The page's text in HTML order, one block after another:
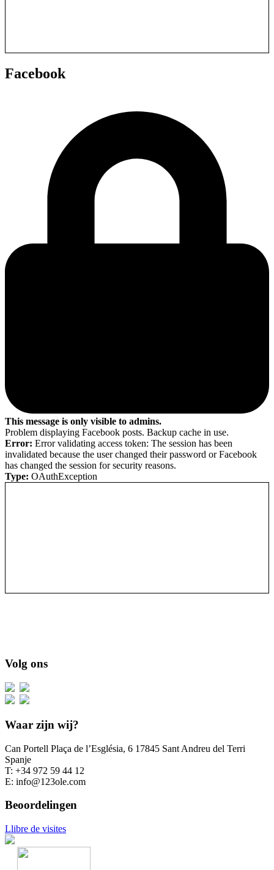
Facebook
This message is only visible to admins.
Problem displaying Facebook posts. Backup cache in use.
Error: Error validating access token: The session has been
invalidated because the user changed their password or Facebook
has changed the session for security reasons.
Type: OAuthException
Volg ons
Waar zijn wij?
Can Portell Plaça de l’Església, 6 17845 Sant Andreu del Terri
Spanje
T: +34 972 59 44 12
E: info@123ole.com
Beoordelingen
Llibre de visites